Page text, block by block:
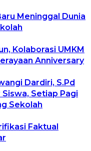
Meninggal Dunia
Kolaborasi UMKM
Anniversary
Dardiri, S.Pd
Setiap Pagi
Sekolah
Faktual